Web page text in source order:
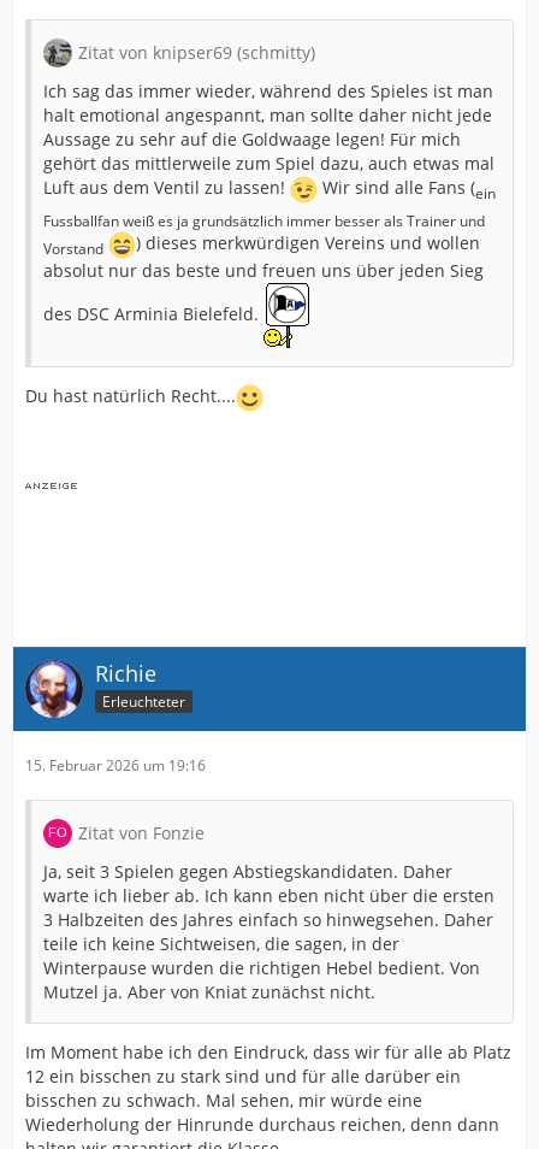
Zitat von knipser69 (schmitty)
Ich sag das immer wieder, während des Spieles ist man
halt emotional angespannt, man sollte daher nicht jede
Aussage zu sehr auf die Goldwaage legen! Für mich
gehört das mittlerweile zum Spiel dazu, auch etwas mal
Luft aus dem Ventil zu lassen!
Wir sind alle Fans (ein
Fussballfan weiß es ja grundsätzlich immer besser als Trainer und
Vorstand
) dieses merkwürdigen Vereins und wollen
absolut nur das beste und freuen uns über jeden Sieg
des DSC Arminia Bielefeld.
Du hast natürlich Recht....
Richie
Erleuchteter
15. Februar 2026 um 19:16
Zitat von Fonzie
Ja, seit 3 Spielen gegen Abstiegskandidaten. Daher
warte ich lieber ab. Ich kann eben nicht über die ersten
3 Halbzeiten des Jahres einfach so hinwegsehen. Daher
teile ich keine Sichtweisen, die sagen, in der
Winterpause wurden die richtigen Hebel bedient. Von
Mutzel ja. Aber von Kniat zunächst nicht.
Im Moment habe ich den Eindruck, dass wir für alle ab Platz
12 ein bisschen zu stark sind und für alle darüber ein
bisschen zu schwach. Mal sehen, mir würde eine
Wiederholung der Hinrunde durchaus reichen, denn dann